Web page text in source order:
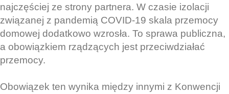
najczęściej ze strony partnera. W czasie izolacji
związanej z pandemią COVID-19 skala przemocy
domowej dodatkowo wzrosła. To sprawa publiczna,
a obowiązkiem rządzących jest przeciwdziałać
przemocy.
Obowiązek ten wynika między innymi z Konwencji